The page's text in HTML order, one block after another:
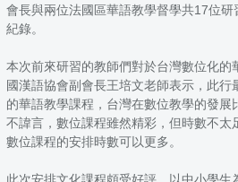
會長與兩位法國區華語教學督學共17位
紀錄。
本次前來研習的教師們對於台灣數位化的
國漢語協會副會長王培文老師表示，此行
的華語教學課程，台灣在數位教學的發展
不諱言，數位課程雖然精彩，但時數不太
數位課程的安排時數可以更多。
此次安排文化課程頗受好評，以中小學